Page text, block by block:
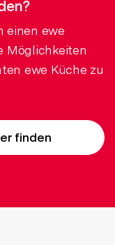
einen ewe
Möglichkeiten
ewe Küche zu
finden